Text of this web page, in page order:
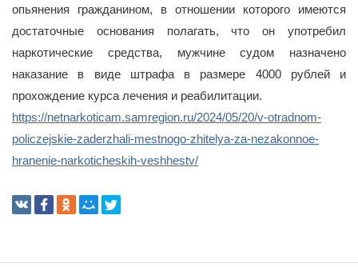
опьянения гражданином, в отношении которого имеются
достаточные основания полагать, что он употребил
наркотические средства, мужчине судом назначено
наказание в виде штрафа в размере 4000 рублей и
прохождение курса лечения и реабилитации.
https://netnarkoticam.samregion.ru/2024/05/20/v-otradnom-
policzejskie-zaderzhali-mestnogo-zhitelya-za-nezakonnoe-
hranenie-narkoticheskih-veshhestv/